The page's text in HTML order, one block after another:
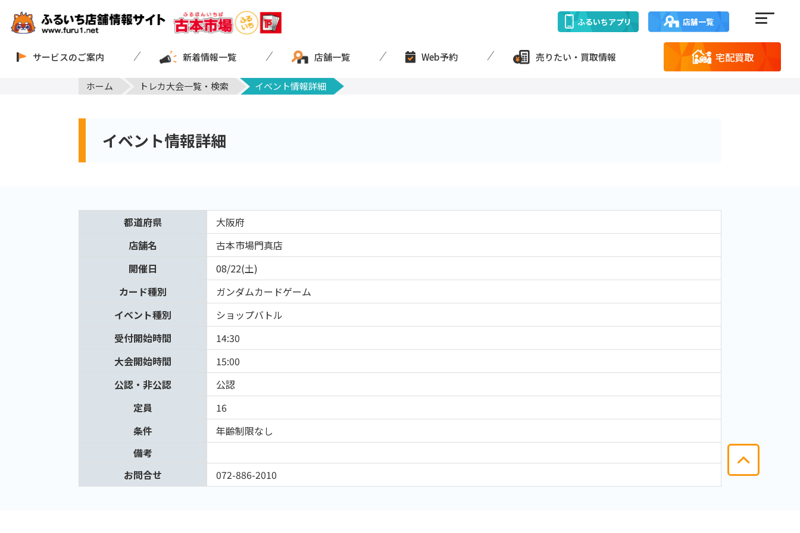
ふるいちアプリ 店舗一覧
サービスのご案内 新着情報一覧 店舗一覧 Web予約 売りたい・買取情報 宅配買取
ホーム トレカ大会一覧・検索 イベント情報詳細
イベント情報詳細
都道府県
大阪府
店舗名
古本市場門真店
開催日
08/22(土)
カード種別
ガンダムカードゲーム
イベント種別
ショップバトル
受付開始時間
14:30
大会開始時間
15:00
公認・非公認
公認
定員
16
条件
年齢制限なし
備考
お問合せ
072-886-2010